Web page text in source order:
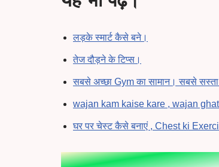
लड़के स्मार्ट कैसे बने।
तेज दौड़ने के टिप्स।
सबसे अच्छा Gym का सामान। सबसे सस्ता
wajan kam kaise kare , wajan
घर पर चेस्ट कैसे बनाएं , Chest ki